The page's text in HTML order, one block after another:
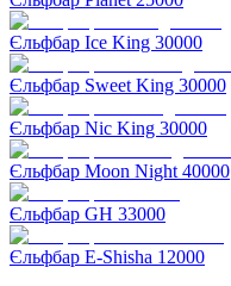
Єльфбар Ice King 30000
Єльфбар Sweet King 30000
Єльфбар Nic King 30000
Єльфбар Moon Night 40000
Єльфбар GH 33000
Єльфбар E-Shisha 12000